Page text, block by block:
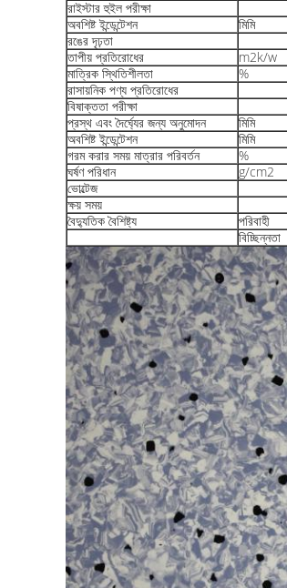
রাইস্টার হুইল পরীক্ষা
অবশিষ্ট ইন্ডেন্টেশন
মিমি
রঙের দৃঢ়তা
তাপীয় প্রতিরোধের
m2k/w
মাত্রিক স্থিতিশীলতা
%
রাসায়নিক পণ্য প্রতিরোধের
বিষাক্ততা পরীক্ষা
প্রস্থ এবং দৈর্ঘ্যের জন্য অনুমোদন
মিমি
অবশিষ্ট ইন্ডেন্টেশন
মিমি
গরম করার সময় মাত্রার পরিবর্তন
%
ঘর্ষণ পরিধান
g/cm2
ভোল্টেজ
ক্ষয় সময়
বৈদ্যুতিক বৈশিষ্ট্য
পরিবাহী
বিচ্ছিন্নতা